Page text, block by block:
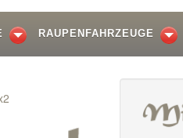
RAUPENFAHRZEUGE